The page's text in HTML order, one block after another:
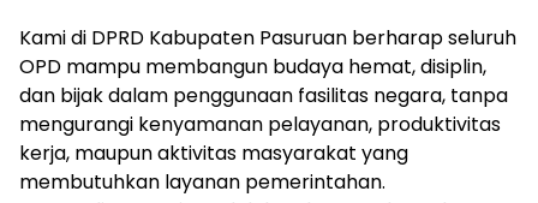
Kami di DPRD Kabupaten Pasuruan berharap seluruh
OPD mampu membangun budaya hemat, disiplin,
dan bijak dalam penggunaan fasilitas negara, tanpa
mengurangi kenyamanan pelayanan, produktivitas
kerja, maupun aktivitas masyarakat yang
membutuhkan layanan pemerintahan.